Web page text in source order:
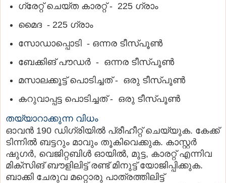
ഗ്രേറ്റ് ചെയ്ത കാരറ്റ് - 225 ഗ്രാം
മൈദ - 225 ഗ്രാം
സോഡാപ്പൊടി - ഒന്നര ടീസ്പൂണ്‍
ബേക്കിങ് പൗഡര്‍ - ഒന്നര ടീസ്പൂണ്‍
മസാലക്കൂട്ട് പൊടിച്ചത് - ഒരു ടീസ്പൂണ്‍
കറുവാപ്പട്ട പൊടിച്ചത് - ഒരു ടീസ്പൂണ്‍
തയ്യാറാക്കുന്ന വിധം
ഓവന്‍ 190 ഡിഗ്രിയില്‍ പ്രീഹീറ്റ് ചെയ്യുക. കേക്ക്
ടിന്നില്‍ ബട്ടറും മാവും തൂകിവെക്കുക. കാസ്റ്റര്‍
ഷുഗര്‍, വെജിറ്റബിള്‍ ഓയില്‍, മുട്ട, കാരറ്റ് എന്നിവ
മിക്‌സിങ് ബൗളിലിട്ട് രണ്ട് മിനുട്ട് യോജിപ്പിക്കുക.
ബാക്കി ചേരുവ മറ്റൊരു പാത്രത്തിലിട്ട്